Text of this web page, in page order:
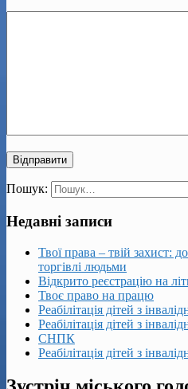
Пошук:
Недавні записи
Твої права – твій захист:
торгівлі людьми
Відкрито реєстрацію на
Твоє право на працю
Реабілітація дітей з
Реабілітація дітей з
СНПК
Реабілітація дітей з